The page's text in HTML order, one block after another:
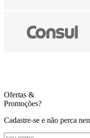
Ofertas &
Promoções?
Cadastre-se e não perca